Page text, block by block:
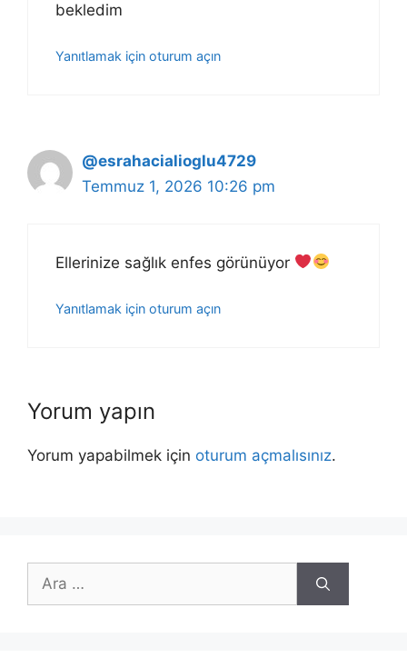
bekledim
Yanıtlamak için oturum açın
@esrahacialioglu4729
Temmuz 1, 2026 10:26 pm
Ellerinize sağlık enfes görünüyor
Yanıtlamak için oturum açın
Yorum yapın
Yorum yapabilmek için oturum açmalısınız.
için